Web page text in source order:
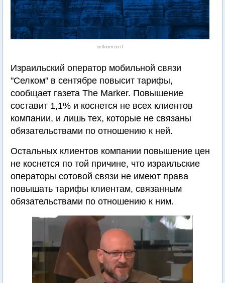
cellcom.co.il
Израильский оператор мобильной связи
"Селком" в сентябре повысит тарифы,
сообщает газета The Marker. Повышение
составит 1,1% и коснется не всех клиентов
компании, и лишь тех, которые не связаны
обязательствами по отношению к ней.
Остальных клиентов компании повышение цен
не коснется по той причине, что израильские
операторы сотовой связи не имеют права
повышать тарифы клиентам, связанным
обязательствами по отношению к ним.